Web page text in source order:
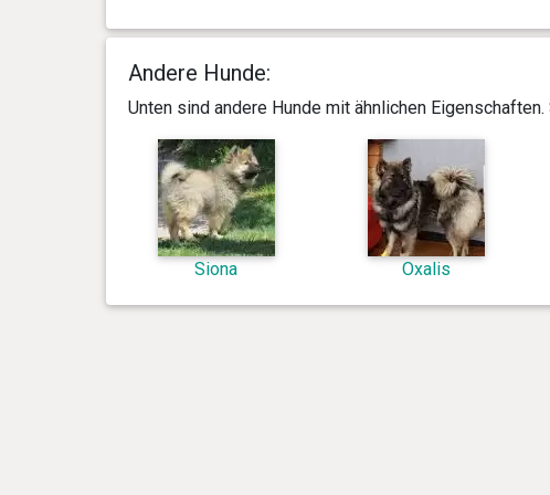
Andere Hunde:
Unten sind andere Hunde mit ähnlichen
Siona Oxalis